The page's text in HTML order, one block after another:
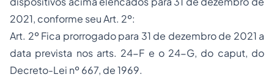
2021, conforme seu Art. 2º:
Art. 2º Fica prorrogado para 31 de dezembro de 2021 a
data prevista nos arts. 24-F e o 24-G, do caput, do
Decreto-Lei nº 667, de 1969.